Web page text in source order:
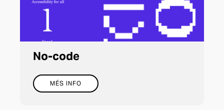
No-code
MÉS INFO